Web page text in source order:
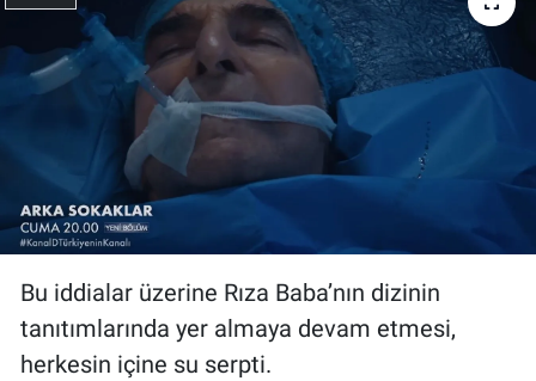
Bu iddialar üzerine Rıza Baba’nın dizinin
tanıtımlarında yer almaya devam etmesi,
herkesin içine su serpti.